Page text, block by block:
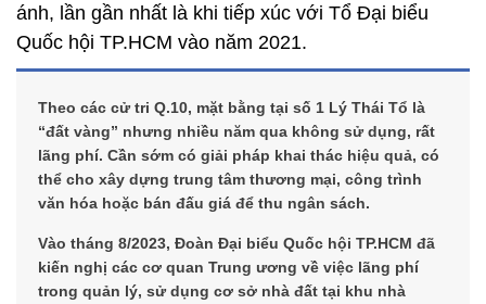
ánh, lần gần nhất là khi tiếp xúc với Tổ Đại biểu
Quốc hội TP.HCM vào năm 2021.
Theo các cử tri Q.10, mặt bằng tại số 1 Lý Thái Tổ là
“đất vàng” nhưng nhiều năm qua không sử dụng, rất
lãng phí. Cần sớm có giải pháp khai thác hiệu quả, có
thể cho xây dựng trung tâm thương mại, công trình
văn hóa hoặc bán đấu giá để thu ngân sách.
Vào tháng 8/2023, Đoàn Đại biểu Quốc hội TP.HCM đã
kiến nghị các cơ quan Trung ương về việc lãng phí
trong quản lý, sử dụng cơ sở nhà đất tại khu nhà